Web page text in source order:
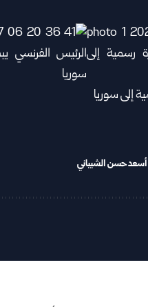
أسعد حسن الشيباني